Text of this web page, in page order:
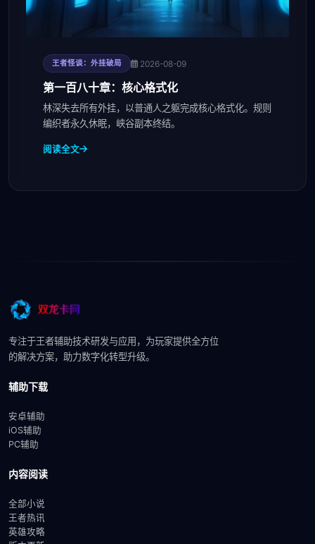
王者怪谈：外挂破局 2026-08-09
第一百八十章：核心格式化
林深失去所有外挂，以普通人之躯完成核心格式化。规则
编织者永久休眠，峡谷副本终结。
阅读全文
专注于王者辅助技术研发与应用，为玩家提供全方位
的解决方案，助力数字化转型升级。
辅助下载
安卓辅助
iOS辅助
PC辅助
内容阅读
全部小说
王者热讯
英雄攻略